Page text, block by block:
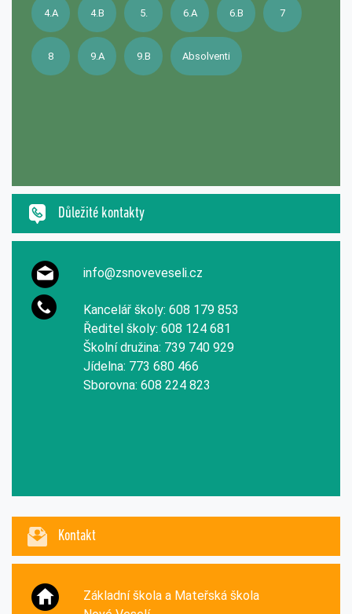
4.A 4.B 5. 6.A 6.B 7
8 9.A 9.B Absolventi
Důležité kontakty
info@zsnoveveseli.cz
Kancelář školy: 608 179 853
Ředitel školy: 608 124 681
Školní družina: 739 740 929
Jídelna: 773 680 466
Sborovna: 608 224 823
Kontakt
Základní škola a Mateřská škola